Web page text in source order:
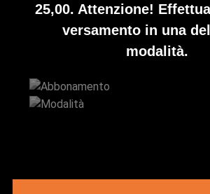
25,00. Attenzione!
versamento in una
modalità.